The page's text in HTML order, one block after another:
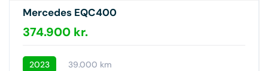
Mercedes EQC400
374.900 kr.
2023 39.000 km